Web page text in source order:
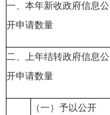
一、本年新收政府信息公
开申请数量
二、上年结转政府信息公
开申请数量
（一）予以公开